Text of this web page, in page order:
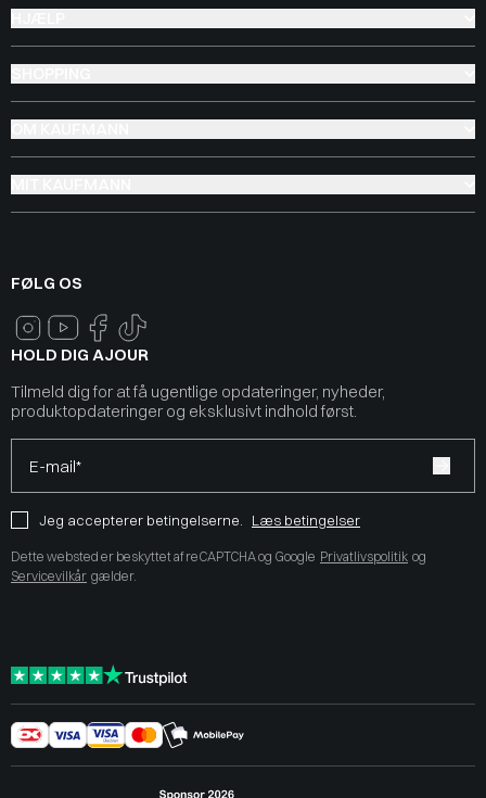
FØLG OS
HOLD DIG AJOUR
Tilmeld dig for at få ugentlige opdateringer, nyheder,
produktopdateringer og eksklusivt indhold først.
E-mail*
Jeg accepterer betingelserne. Læs betingelser
Dette websted er beskyttet af reCAPTCHA og Google Privatlivspolitik og
Servicevilkår gælder.